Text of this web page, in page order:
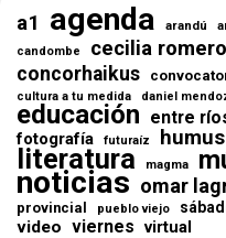
a1 agenda arandú
candombe cecilia romero
concorhaikus
cultura a tu medida daniel
educación entre
fotografía futuraíz humus
literatura magma
noticias omar
provincial pueblo viejo
video viernes virtual